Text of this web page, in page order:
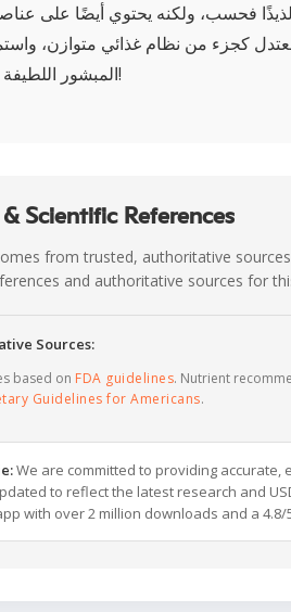
فحسب، ولكنه يحتوي أيضًا على
كجزء من نظام غذائي متوازن،
المبشور اللطيفة المريحة في كل لقمة!
& Scientific References
from trusted, authoritative
and authoritative sources for
Sources:
based on FDA guidelines. Nutrient
Guidelines for Americans.
We are committed to providing
to reflect the latest research and
with over 2 million downloads and a 4.8/